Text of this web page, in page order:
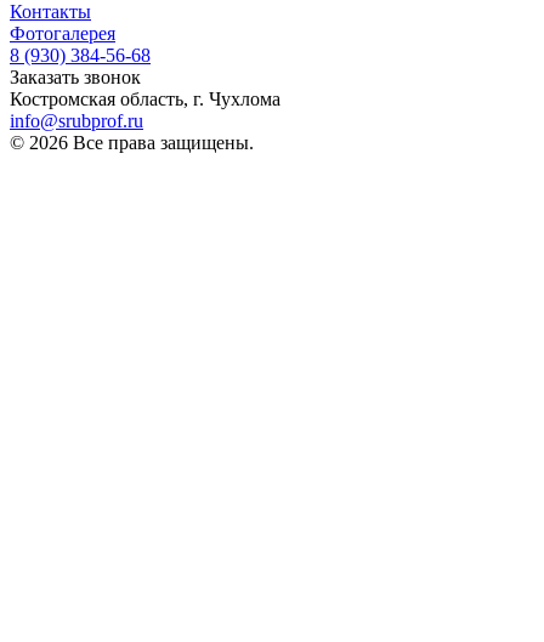
Контакты
Фотогалерея
8 (930) 384-56-68
Заказать звонок
Костромская область, г. Чухлома
info@srubprof.ru
© 2026 Все права защищены.